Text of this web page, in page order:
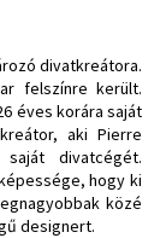
divatkreátora.
felszínre került.
éves korára saját
aki Pierre
saját divatcégét.
hogy ki
közé
designert.